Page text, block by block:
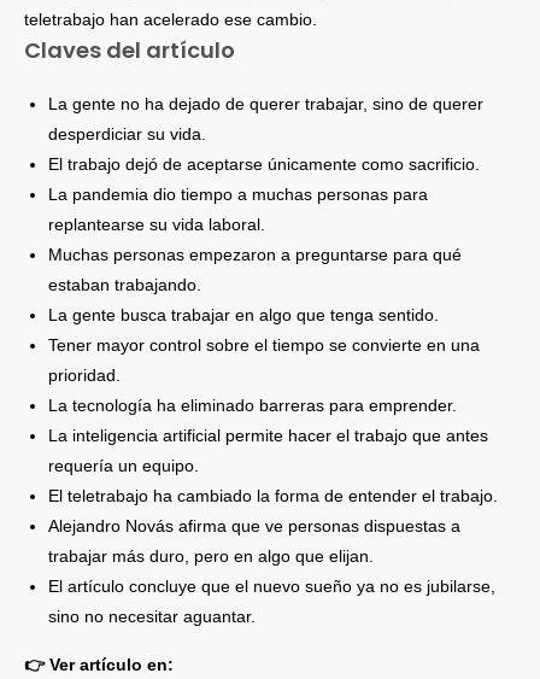
teletrabajo han acelerado ese cambio.
Claves del artículo
La gente no ha dejado de querer trabajar, sino de querer
desperdiciar su vida.
El trabajo dejó de aceptarse únicamente como sacrificio.
La pandemia dio tiempo a muchas personas para
replantearse su vida laboral.
Muchas personas empezaron a preguntarse para qué
estaban trabajando.
La gente busca trabajar en algo que tenga sentido.
Tener mayor control sobre el tiempo se convierte en una
prioridad.
La tecnología ha eliminado barreras para emprender.
La inteligencia artificial permite hacer el trabajo que antes
requería un equipo.
El teletrabajo ha cambiado la forma de entender el trabajo.
Alejandro Novás afirma que ve personas dispuestas a
trabajar más duro, pero en algo que elijan.
El artículo concluye que el nuevo sueño ya no es jubilarse,
sino no necesitar aguantar.
👉 Ver artículo en: